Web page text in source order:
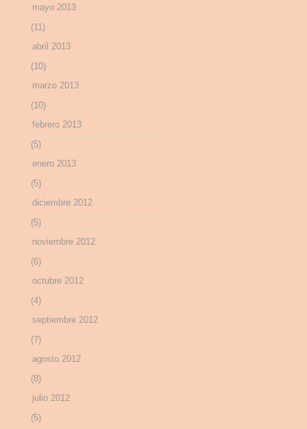
mayo 2013
(11)
abril 2013
(10)
marzo 2013
(10)
febrero 2013
(5)
enero 2013
(5)
diciembre 2012
(5)
noviembre 2012
(6)
octubre 2012
(4)
septiembre 2012
(7)
agosto 2012
(8)
julio 2012
(5)